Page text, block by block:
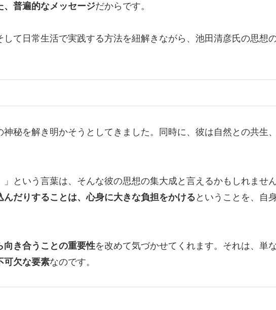
、普遍的なメッセージだからです。
て日常生活で実践する方法を紐解きながら、池田清彦氏の思想
秘を解き明かそうとしてきました。同時に、彼は自然との共生
という言葉は、そんな彼の思想の集大成と言えるかもしれません
だりすることは、心身に大きな負担をかける ということを、自
向き合うことの重要性を改めて気づかせてくれます。それは、単
可欠な要素なのです。